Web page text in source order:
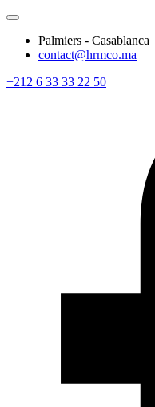
Palmiers - Casablanca
contact@hrmco.ma
+212 6 33 33 22 50